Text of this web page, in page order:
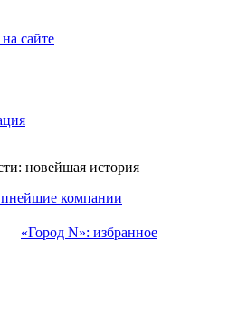
сайте
новейшая история
компании
«Город N»: избранное